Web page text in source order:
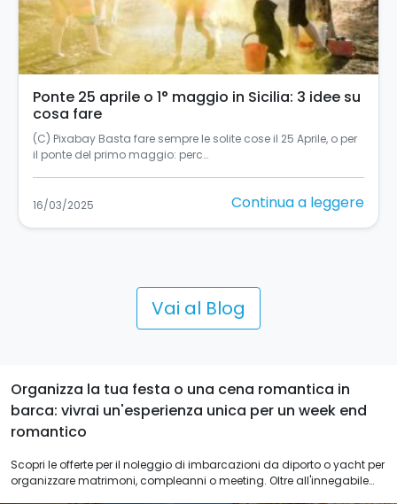
Ponte 25 aprile o 1° maggio in Sicilia: 3 idee su
cosa fare
(C) Pixabay Basta fare sempre le solite cose il 25 Aprile, o per
il ponte del primo maggio: perc…
16/03/2025 Continua a leggere
Vai al Blog
Organizza la tua festa o una cena romantica in
barca: vivrai un'esperienza unica per un week end
romantico
Scopri le offerte per il noleggio di imbarcazioni da diporto o yacht per
organizzare matrimoni, compleanni o meeting. Oltre all'innegabile